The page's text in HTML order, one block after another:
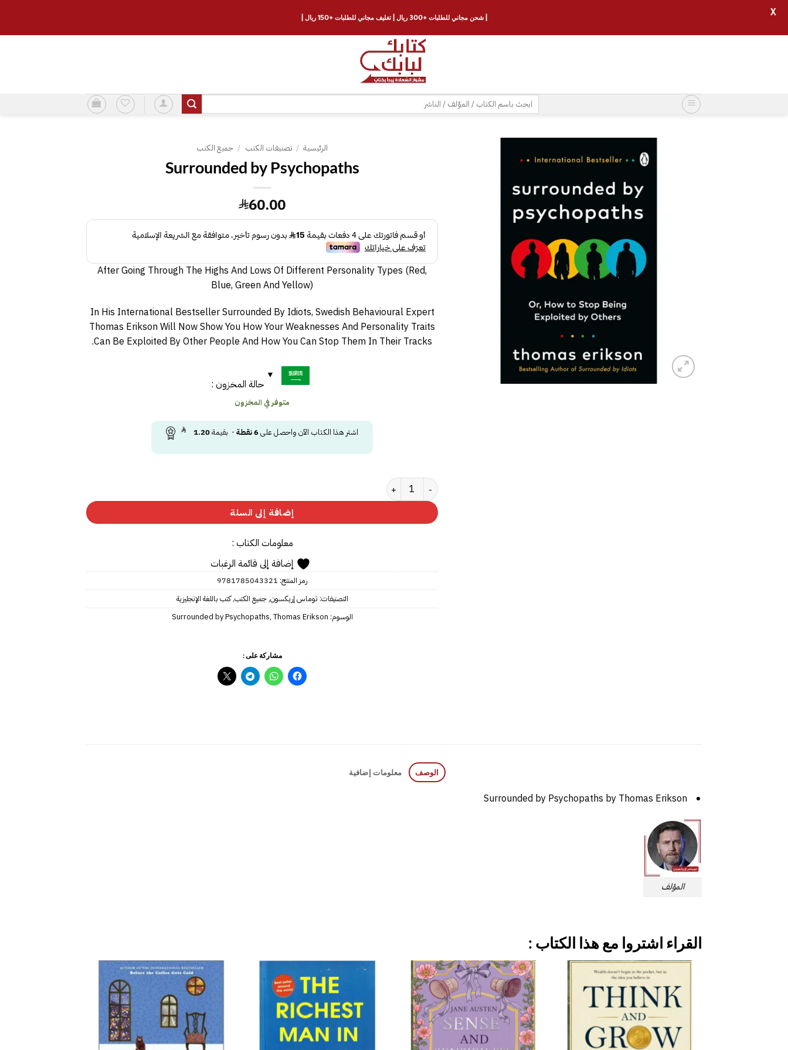
البحث
عن:
الرئيسية / تصنيفات الكتب / جميع الكتب
Surrounded by Psychopaths
60.00
After Going Through The Highs And Lows Of Different Personality Types (Red,
Blue, Green And Yellow)
In His International Bestseller Surrounded By Idiots, Swedish Behavioural Expert
Thomas Erikson Will Now Show You How Your Weaknesses And Personality Traits
Can Be Exploited By Other People And How You Can Stop Them In Their Tracks.
حالة المخزون :
متوفر في المخزون
اشتر هذا الكتاب الآن واحصل على6نقطة- بقيمة1.20
كمية Surrounded by Psychopaths
إضافة إلى السلة
معلومات الكتاب :
إضافة إلى قائمة الرغبات
رمز المنتج: ‎9781785043321‎‎
التصنيفات: توماس إريكسون,جميع الكتب,كتب باللغة الإنجليزية
الوسوم:
Surrounded by Psychopaths, ‎Thomas Erikson
مشاركة على :
الوصف معلومات إضافية
المؤلف
القراء اشتروا مع هذا الكتاب :
إلى
إضافة
إلى
قائمة
الرغبات
إضافة
الرغبات
| شحن مجاني للطلبات +300 ريال | تغليف مجاني للطلبات +150 ريال | X